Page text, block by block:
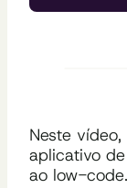
Neste
aplicativo
ao low-